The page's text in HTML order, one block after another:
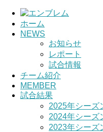
ホーム
NEWS
お知らせ
レポート
試合情報
チーム紹介
MEMBER
試合結果
2025年シーズ
2024年シーズ
2023年シーズ